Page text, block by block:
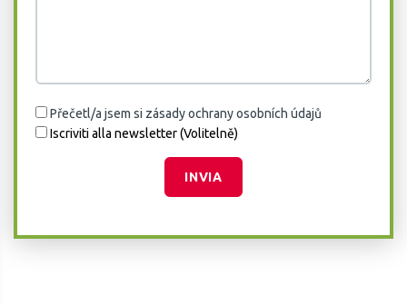
Přečetl/a jsem si zásady ochrany osobních údajů
Iscriviti alla newsletter (Volitelně)
INVIA